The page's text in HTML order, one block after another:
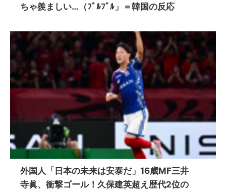
ちゃ羨ましい…（ﾌﾞﾙﾌﾞﾙ」＝韓国の反応
外国人「日本の未来は安泰だ」16歳MF三井
寺眞、衝撃ゴール！久保建英超え歴代2位の